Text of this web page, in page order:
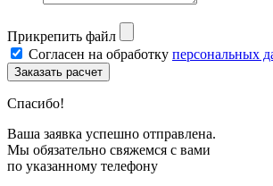
Прикрепить файл
Согласен на обработку персональных
Спасибо!
Ваша заявка успешно отправлена.
Мы обязательно свяжемся с вами
по указанному телефону